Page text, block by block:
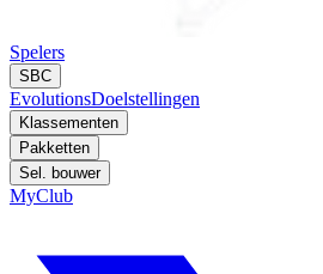
Spelers
SBC
EvolutionsDoelstellingen
Klassementen
Pakketten
Sel. bouwer
MyClub